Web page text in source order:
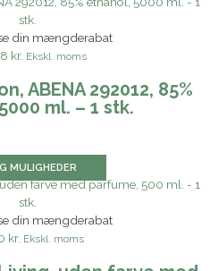
din mængderabat
kr. Ekskl. moms
ABENA 292012, 85%
ml. – 1 stk.
MULIGHEDER
din mængderabat
kr. Ekskl. moms